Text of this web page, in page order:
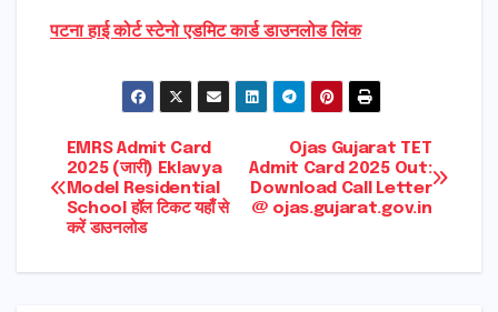
पटना हाई कोर्ट स्टेनो एडमिट कार्ड डाउनलोड लिंक
Post
navigation
Ojas Gujarat TET
Admit Card 2025 Out:
Download Call Letter
@ ojas.gujarat.gov.in
EMRS Admit Card
2025 (जारी) Eklavya
Model Residential
School हॉल टिकट यहाँ से
करें डाउनलोड